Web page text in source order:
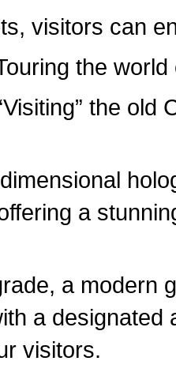
visitors can
world of
old
a
a modern
a
visitors.